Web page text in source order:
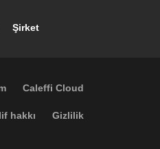
Şirket
Caleffi Cloud
hakkı Gizlilik